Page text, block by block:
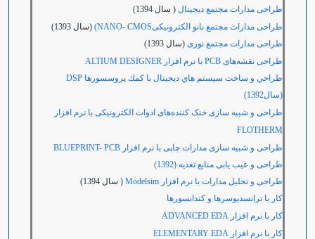
طراحی مدارات مجتمع دیجیتال ( سال 1394)
طراحی مدارات مجتمع نانو الکترونیکیNANO- CMOS) (سال 1393)
طراحی مدارات مجتمع نوری (سال 1393)
طراحی نقشه‌های
با نرم افزار ALTIUM DESIGNER
(سال1392)
طراحی و شبیه سازی خنک کننده‌های ادوات الکترونیکی با نرم افزار
FLOTHERM
طراحی و شبیه سازی مدارات چاپی با نرم افزار BLUEPRINT- PCB
طراحی و عیب یابی منابع تغذیه (1392)
طراحی و تحلیل مدارات با نرم افزار Modelsim
( سال 1394)
کار با ترانسدیوسرها و کندانسورها
کار با نرم افزار ADVANCED EDA
کار با نرم افزار ELEMENTARY EDA